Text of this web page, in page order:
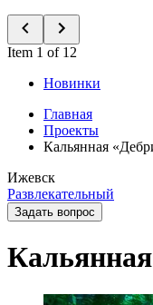
Item 1 of 12
Новинки
Главная
Проекты
Кальянная
Ижевск
Развлекательный
Задать вопрос